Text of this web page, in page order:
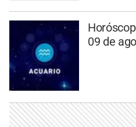
09 de